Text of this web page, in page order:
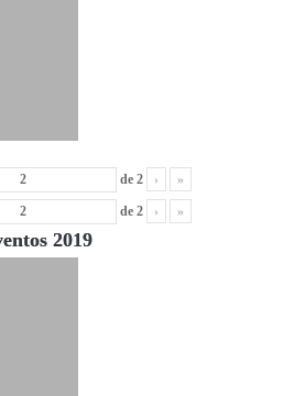
de 2 › »
de 2 › »
2019